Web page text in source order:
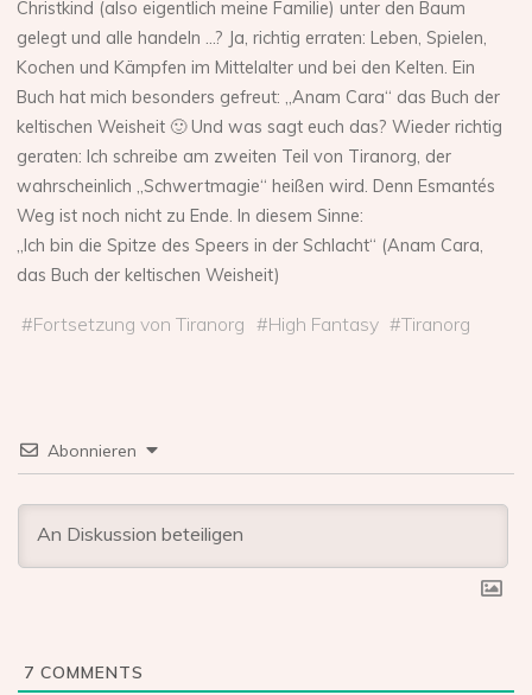
Christkind (also eigentlich meine Familie) unter den Baum
gelegt und alle handeln …? Ja, richtig erraten: Leben, Spielen,
Kochen und Kämpfen im Mittelalter und bei den Kelten. Ein
Buch hat mich besonders gefreut: „Anam Cara“ das Buch der
keltischen Weisheit 🙂 Und was sagt euch das? Wieder richtig
geraten: Ich schreibe am zweiten Teil von Tiranorg, der
wahrscheinlich „Schwertmagie“ heißen wird. Denn Esmantés
Weg ist noch nicht zu Ende. In diesem Sinne:
„Ich bin die Spitze des Speers in der Schlacht“ (Anam Cara,
das Buch der keltischen Weisheit)
#Fortsetzung von Tiranorg #High Fantasy #Tiranorg
Abonnieren
7 COMMENTS